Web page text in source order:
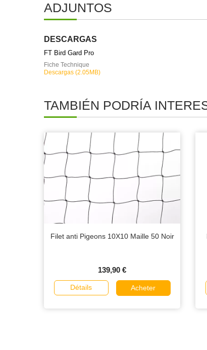
ADJUNTOS
DESCARGAS
FT Bird Gard Pro
Fiche Technique
Descargas (2.05MB)
TAMBIÉN PODRÍA
Filet anti Pigeons 10X10 Maille 50 Noir
139,90 €
Détails Acheter